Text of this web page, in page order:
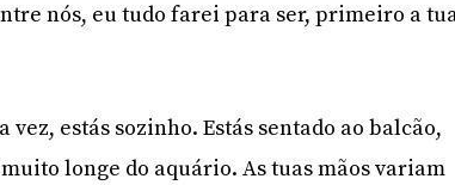
nós, eu tudo farei para ser, primeiro a
estás sozinho. Estás sentado ao balcão,
longe do aquário. As tuas mãos variam